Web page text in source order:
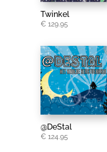
Twinkel
€129.95
@DeStal
€124.95